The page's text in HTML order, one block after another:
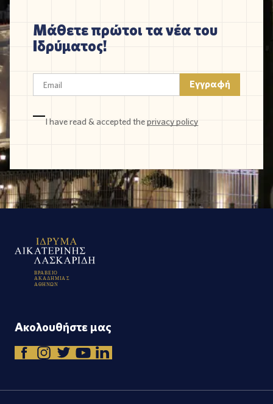
Μάθετε πρώτοι τα νέα του
Ιδρύματος!
I have read & accepted theprivacy policy
ΒΡΑΒΕΙΟ
ΑΚΑΔΗΜΙΑ Σ
Α ΘΗΝΩΝ
Ακολουθήστε μας